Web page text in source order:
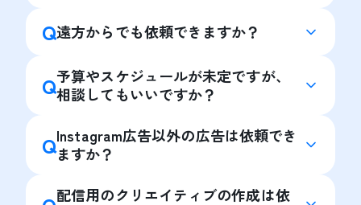
Q遠方からでも依頼できますか？
Q予算やスケジュールが未定ですが、
相談してもいいですか？
QInstagram広告以外の広告は依頼でき
ますか？
配信用のクリエイティブの作成は依